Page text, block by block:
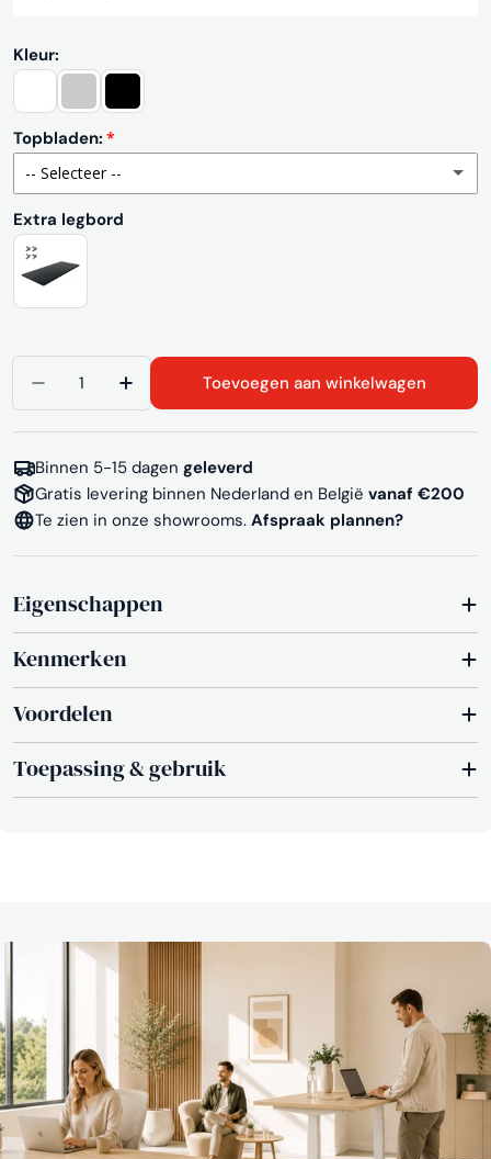
Kleur:
Topbladen:
-- Selecteer --
Topbladen (uit voorraad leverbaar)
Topbladen (ca. 25 werkdagen levertijd) + €34.50
Extra legbord
Aantal verlagen voor Akoestische
Aantal verhogen voor Akoestische
Toevoegen aan winkelwagen
Binnen 5-15 dagen geleverd
Gratis levering binnen Nederland en België vanaf €200
Te zien in onze showrooms. Afspraak plannen?
Eigenschappen
Kenmerken
Voordelen
Toepassing & gebruik